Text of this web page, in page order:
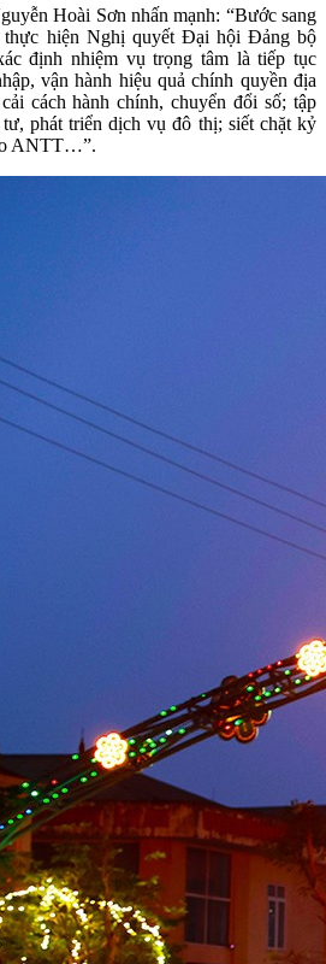
Hoài Sơn nhấn mạnh: “Bước sang
thực hiện Nghị quyết Đại hội Đảng bộ
định nhiệm vụ trọng tâm là tiếp tục
vận hành hiệu quả chính quyền địa
cách hành chính, chuyển đổi số; tập
phát triển dịch vụ đô thị; siết chặt kỷ
ANTT…”.